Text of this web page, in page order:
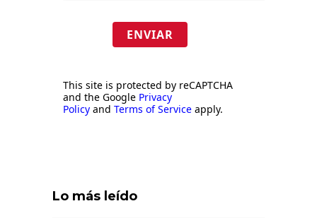
ENVIAR
This site is protected by reCAPTCHA
and the Google Privacy
Policy and Terms of Service apply.
Lo más leído